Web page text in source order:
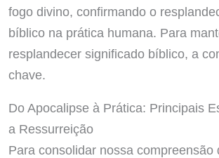
fogo divino, confirmando o
bíblico na prática humana. Para
resplandecer significado bíblico, a
chave.
Do Apocalipse à Prática: Principais
a Ressurreição
Para consolidar nossa compreensão